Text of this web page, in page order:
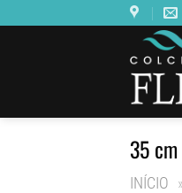
35
INÍCIO »